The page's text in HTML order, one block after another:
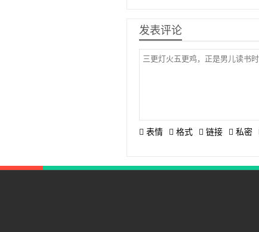
发表评论
表情 格式 链接 私密